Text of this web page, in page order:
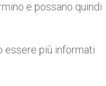
e possano quindi
essere più informati